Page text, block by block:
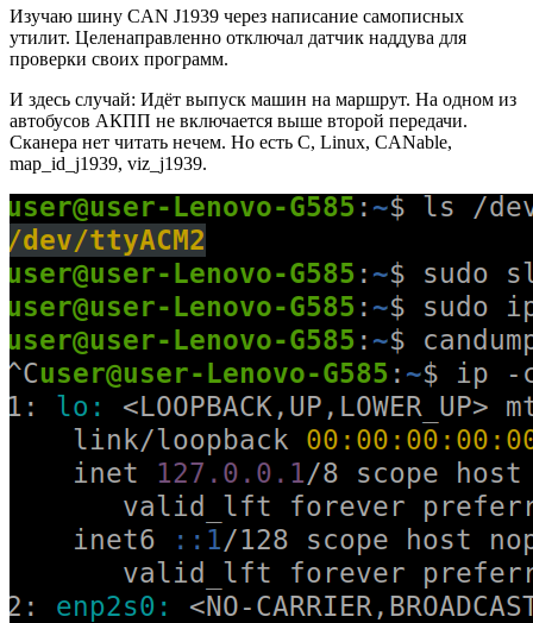
Изучаю шину CAN J1939 через написание самописных
утилит. Целенаправленно отключал датчик наддува для
проверки своих программ.
И здесь случай: Идёт выпуск машин на маршрут. На одном из
автобусов АКПП не включается выше второй передачи.
Сканера нет читать нечем. Но есть C, Linux, CANable,
map_id_j1939, viz_j1939.